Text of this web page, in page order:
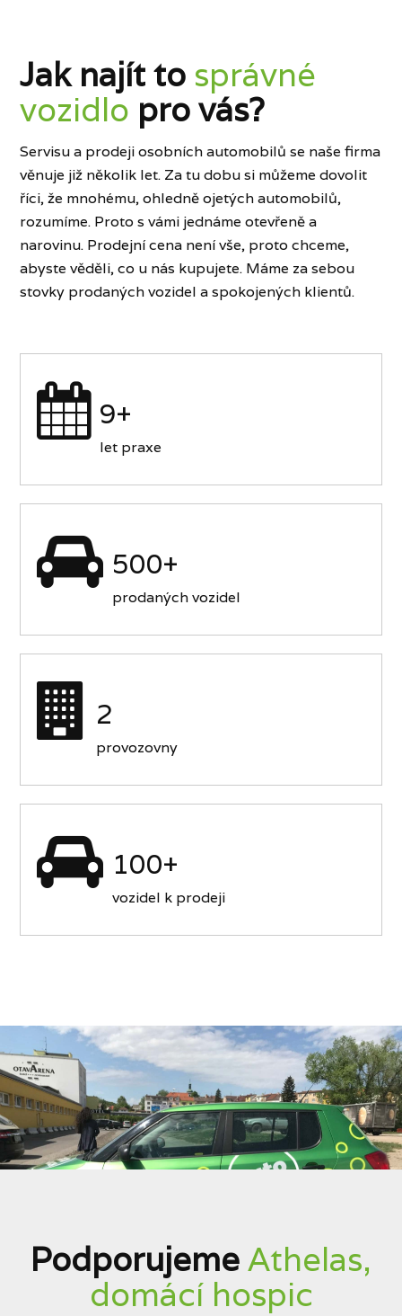
Jak najít to správné
vozidlo pro vás?
Servisu a prodeji osobních automobilů se naše firma
věnuje již několik let. Za tu dobu si můžeme dovolit
říci, že mnohému, ohledně ojetých automobilů,
rozumíme. Proto s vámi jednáme otevřeně a
narovinu. Prodejní cena není vše, proto chceme,
abyste věděli, co u nás kupujete. Máme za sebou
stovky prodaných vozidel a spokojených klientů.
9+
let praxe
500+
prodaných vozidel
2
provozovny
100+
vozidel k prodeji
PodporujemeAthelas,
domácí hospic